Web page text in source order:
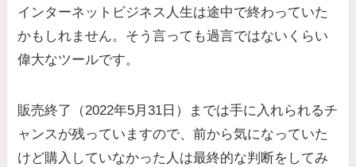
インターネットビジネス人生は途中で終わっていた
かもしれません。そう言っても過言ではないくらい
偉大なツールです。
販売終了（2022年5月31日）までは手に入れられるチ
ャンスが残っていますので、前から気になっていた
けど購入していなかった人は最終的な判断をしてみ